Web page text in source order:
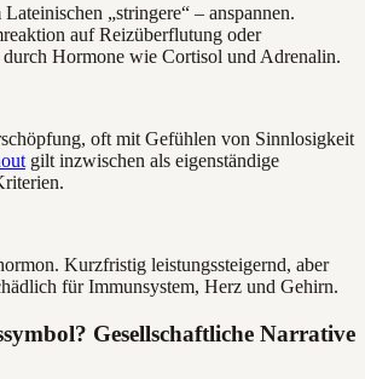
„stringere“ – anspannen.
auf Reizüberflutung oder
durch Hormone wie Cortisol und Adrenalin.
oft mit Gefühlen von Sinnlosigkeit
gilt inzwischen als eigenständige
Kurzfristig leistungssteigernd, aber
für Immunsystem, Herz und Gehirn.
Gesellschaftliche Narrative